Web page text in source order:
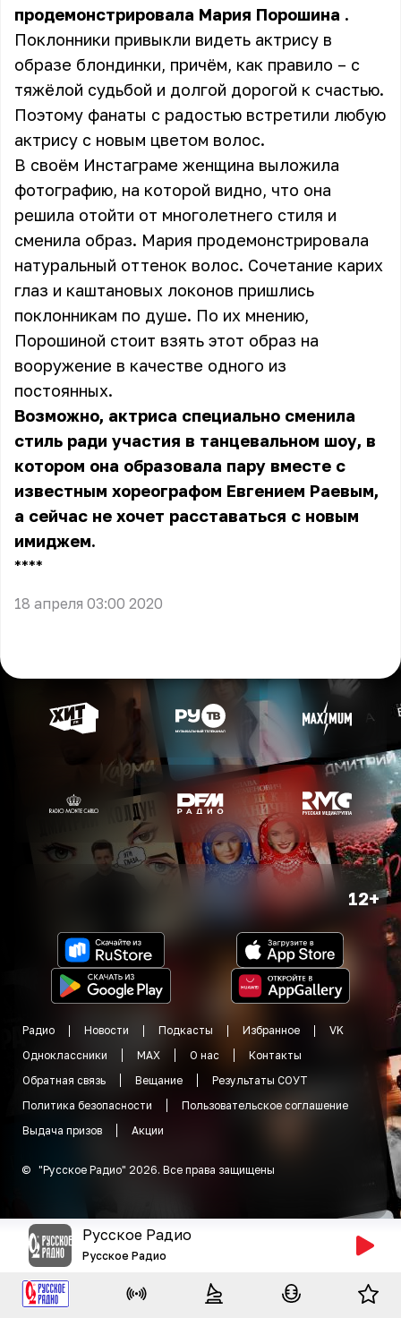
продемонстрировала Мария Порошина .
Поклонники привыкли видеть актрису в
образе блондинки, причём, как правило – с
тяжёлой судьбой и долгой дорогой к счастью.
Поэтому фанаты с радостью встретили любую
актрису с новым цветом волос.
В своём Инстаграме женщина выложила
фотографию, на которой видно, что она
решила отойти от многолетнего стиля и
сменила образ. Мария продемонстрировала
натуральный оттенок волос. Сочетание карих
глаз и каштановых локонов пришлись
поклонникам по душе. По их мнению,
Порошиной стоит взять этот образ на
вооружение в качестве одного из
постоянных.
Возможно, актриса специально сменила
стиль ради участия в танцевальном шоу, в
котором она образовала пару вместе с
известным хореографом Евгением Раевым,
а сейчас не хочет расставаться с новым
имиджем.
** **
18 апреля 03:00 2020
12+
Радио Новости Подкасты Избранное
VK
Одноклассники
MAX О нас
Контакты
Обратная связь
Вещание
Результаты СОУТ
Политика безопасности
Пользовательское соглашение
Выдача призов
Акции
© "Русское Радио" 2026. Все права защищены
Русское Радио
Русское Радио